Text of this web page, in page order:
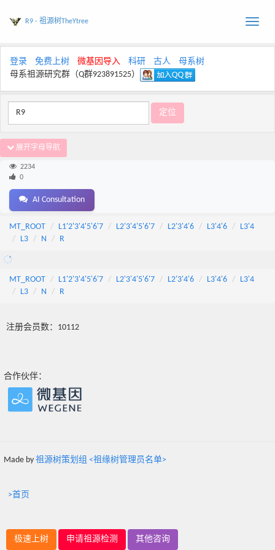
Toggle
R9 - 祖源树TheYtree
登录 免费上树 微基因导入 科研 古人
母系树
母系祖源研究群（Q群923891525）
展开字母导航
2234
0
AI Consultation
MT_ROOT L1'2'3'4'5'6'7 L2'3'4'5'6'7 L2'3'4'6 L3'4'6
L3'4
L3
N R
MT_ROOT L1'2'3'4'5'6'7 L2'3'4'5'6'7 L2'3'4'6 L3'4'6
L3'4
L3
N R
注册会员数：10112
合作伙伴：
Made by 祖源树策划组 <祖缘树管理员名单>
>首页
极速上树 申请祖源检测 其他咨询